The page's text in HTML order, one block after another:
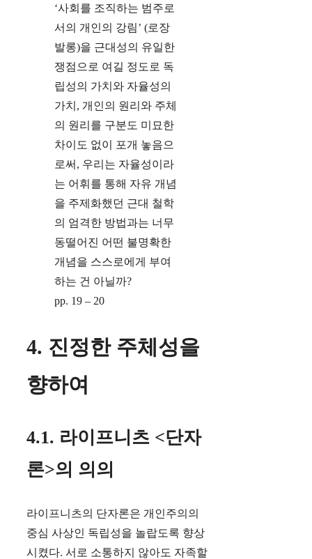
‘사회를 조직하는 범주로
서의 개인의 강림’ (로장
발롱)을 근대성의 유일한
쟁점으로 여길 정도로 독
립성의 가치와 자율성의
가치, 개인의 원리와 주체
의 원리를 구분도 미묘한
차이도 없이 포개 놓음으
로써, 우리는 자율성이라
는 어휘를 통해 자유 개념
을 주제화했던 근대 철학
의 엄격한 방법과는 너무
동떨어진 어떤 불명확한
개념을 스스로에게 부여
하는 건 아닐까?
pp. 19 – 20
4. 진정한 주체성을
향하여
4.1. 라이프니츠 <단자
론>의 의의
라이프니츠의 단자론은 개인주의의
중심 사상인 독립성을 놀랍도록 향상
시켰다. 서로 소통하지 않아도 자족할